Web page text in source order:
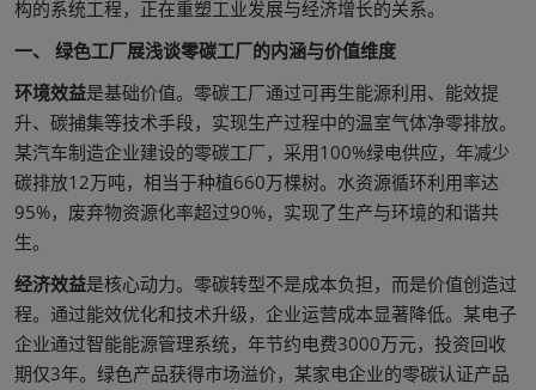
构的系统工程，正在重塑工业发展与经济增长的关系。
一、 绿色工厂展浅谈零碳工厂的内涵与价值维度
环境效益是基础价值。零碳工厂通过可再生能源利用、能效提
升、碳捕集等技术手段，实现生产过程中的温室气体净零排放。
某汽车制造企业建设的零碳工厂，采用100%绿电供应，年减少
碳排放12万吨，相当于种植660万棵树。水资源循环利用率达
95%，废弃物资源化率超过90%，实现了生产与环境的和谐共
生。
经济效益是核心动力。零碳转型不是成本负担，而是价值创造过
程。通过能效优化和技术升级，企业运营成本显著降低。某电子
企业通过智能能源管理系统，年节约电费3000万元，投资回收
期仅3年。绿色产品获得市场溢价，某家电企业的零碳认证产品